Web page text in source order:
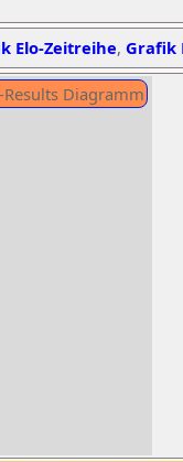
Elo-Zeitreihe, Grafik